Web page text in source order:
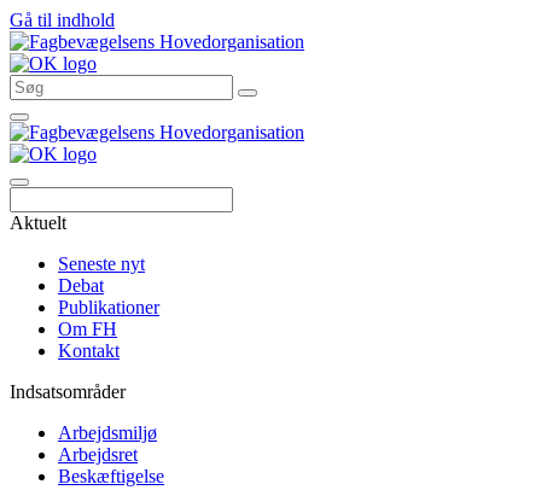
Gå til indhold
Aktuelt
Seneste nyt
Debat
Publikationer
Om FH
Kontakt
Indsatsområder
Arbejdsmiljø
Arbejdsret
Beskæftigelse